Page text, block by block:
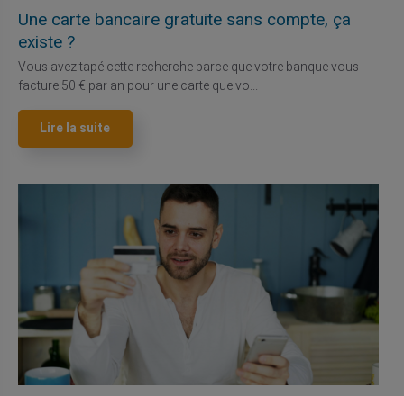
Une carte bancaire gratuite sans compte, ça
existe ?
Vous avez tapé cette recherche parce que votre banque vous
facture 50 € par an pour une carte que vo...
Lire la suite